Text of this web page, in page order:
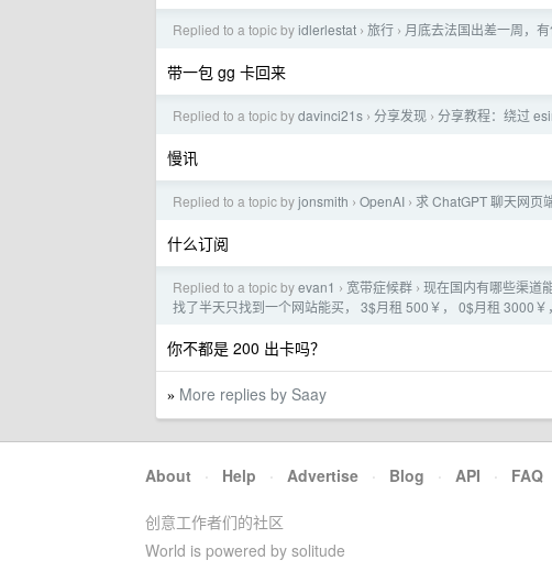
Replied to a topic byidlerlestat › 旅行 › 月底去法国出差一周，
带一包 gg 卡回来
Replied to a topic bydavinci21s › 分享发现 › 分享教程：绕过
慢讯
Replied to a topic byjonsmith › OpenAI › 求 ChatGPT 聊天网页
什么订阅
Replied to a topic byevan1 › 宽带症候群 › 现在国内有哪些渠道
找了半天只找到一个网站能买， 3$月租 500￥， 0$月租 3000
你不都是 200 出卡吗？
» More replies by Saay
About · Help · Advertise · Blog · API · FAQ
创意工作者们的社区
World is powered by solitude